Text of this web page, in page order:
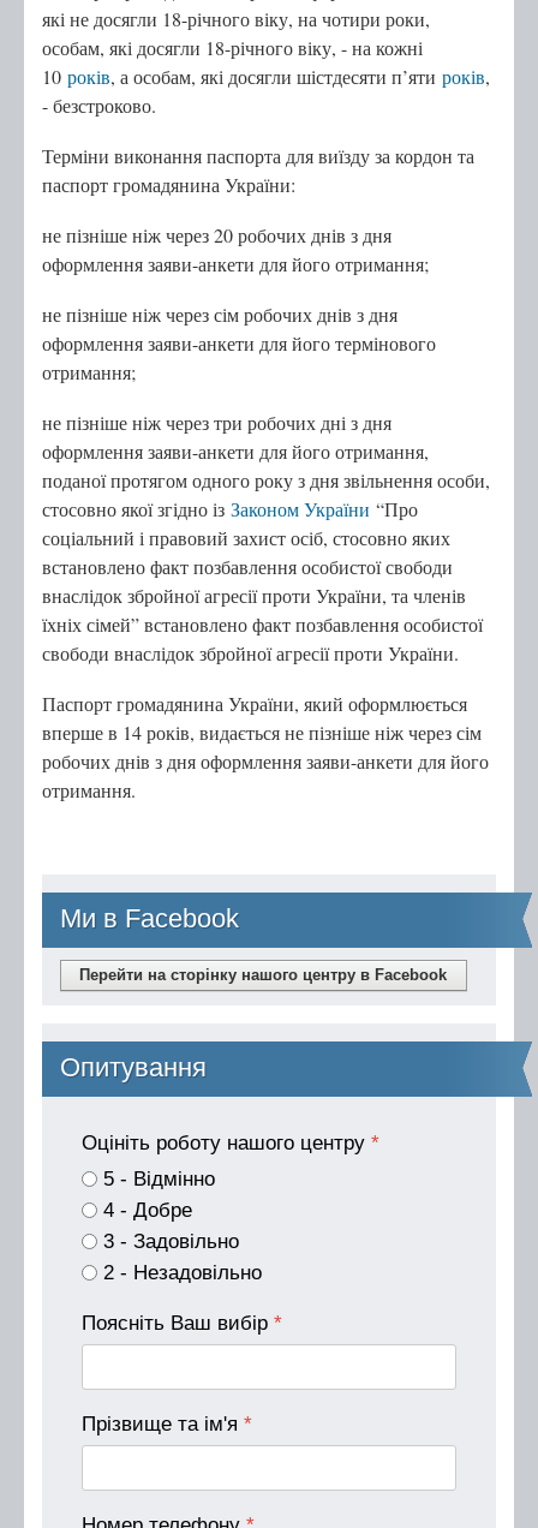
які не досягли 18-річного віку, на чотири роки,
особам, які досягли 18-річного віку, - на кожні
10 років, а особам, які досягли шістдесяти п’яти років,
- безстроково.
Терміни виконання паспорта для виїзду за кордон та
паспорт громадянина України:
не пізніше ніж через 20 робочих днів з дня
оформлення заяви-анкети для його отримання;
не пізніше ніж через сім робочих днів з дня
оформлення заяви-анкети для його термінового
отримання;
не пізніше ніж через три робочих дні з дня
оформлення заяви-анкети для його отримання,
поданої протягом одного року з дня звільнення особи,
стосовно якої згідно із Законом України “Про
соціальний і правовий захист осіб, стосовно яких
встановлено факт позбавлення особистої свободи
внаслідок збройної агресії проти України, та членів
їхніх сімей” встановлено факт позбавлення особистої
свободи внаслідок збройної агресії проти України.
Паспорт громадянина України, який оформлюється
вперше в 14 років, видається не пізніше ніж через сім
робочих днів з дня оформлення заяви-анкети для його
отримання.
Ми в Facebook
Перейти на сторінку нашого центру в Facebook
Опитування
Оцініть роботу нашого центру *
5 - Відмінно
4 - Добре
3 - Задовільно
2 - Незадовільно
Поясніть Ваш вибір *
Прізвище та ім'я *